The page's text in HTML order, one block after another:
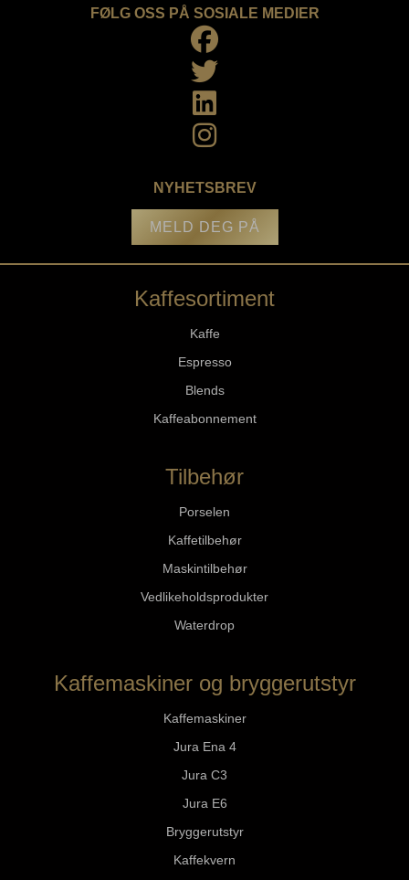
FØLG OSS PÅ SOSIALE MEDIER
NYHETSBREV
MELD DEG PÅ
Kaffesortiment
Kaffe
Espresso
Blends
Kaffeabonnement
Tilbehør
Porselen
Kaffetilbehør
Maskintilbehør
Vedlikeholdsprodukter
Waterdrop
Kaffemaskiner og bryggerutstyr
Kaffemaskiner
Jura Ena 4
Jura C3
Jura E6
Bryggerutstyr
Kaffekvern